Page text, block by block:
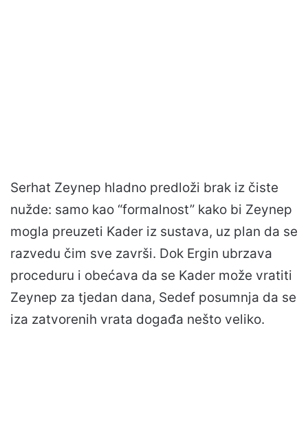
Serhat Zeynep hladno predloži brak iz čiste
nužde: samo kao “formalnost” kako bi Zeynep
mogla preuzeti Kader iz sustava, uz plan da se
razvedu čim sve završi. Dok Ergin ubrzava
proceduru i obećava da se Kader može vratiti
Zeynep za tjedan dana, Sedef posumnja da se
iza zatvorenih vrata događa nešto veliko.